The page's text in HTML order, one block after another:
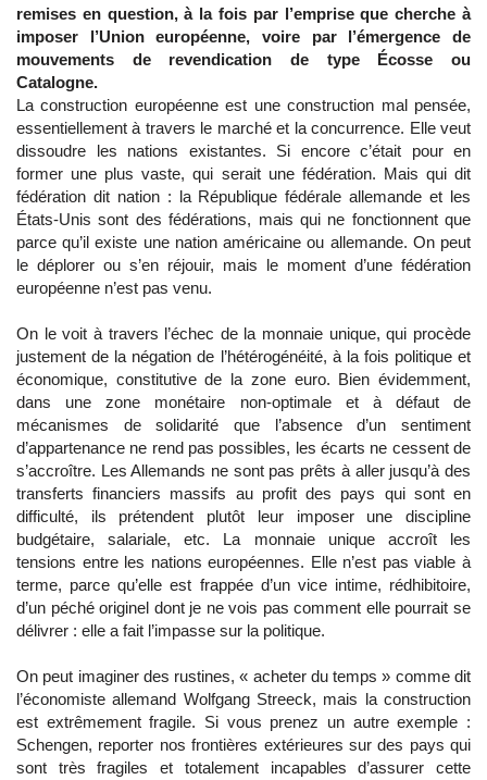
remises en question, à la fois par l’emprise que cherche à
imposer l’Union européenne, voire par l’émergence de
mouvements de revendication de type Écosse ou
Catalogne.
La construction européenne est une construction mal pensée,
essentiellement à travers le marché et la concurrence. Elle veut
dissoudre les nations existantes. Si encore c’était pour en
former une plus vaste, qui serait une fédération. Mais qui dit
fédération dit nation : la République fédérale allemande et les
États-Unis sont des fédérations, mais qui ne fonctionnent que
parce qu’il existe une nation américaine ou allemande. On peut
le déplorer ou s’en réjouir, mais le moment d’une fédération
européenne n’est pas venu.
On le voit à travers l’échec de la monnaie unique, qui procède
justement de la négation de l’hétérogénéité, à la fois politique et
économique, constitutive de la zone euro. Bien évidemment,
dans une zone monétaire non-optimale et à défaut de
mécanismes de solidarité que l’absence d’un sentiment
d’appartenance ne rend pas possibles, les écarts ne cessent de
s’accroître. Les Allemands ne sont pas prêts à aller jusqu’à des
transferts financiers massifs au profit des pays qui sont en
difficulté, ils prétendent plutôt leur imposer une discipline
budgétaire, salariale, etc. La monnaie unique accroît les
tensions entre les nations européennes. Elle n’est pas viable à
terme, parce qu’elle est frappée d’un vice intime, rédhibitoire,
d’un péché originel dont je ne vois pas comment elle pourrait se
délivrer : elle a fait l’impasse sur la politique.
On peut imaginer des rustines, « acheter du temps » comme dit
l’économiste allemand Wolfgang Streeck, mais la construction
est extrêmement fragile. Si vous prenez un autre exemple :
Schengen, reporter nos frontières extérieures sur des pays qui
sont très fragiles et totalement incapables d’assurer cette